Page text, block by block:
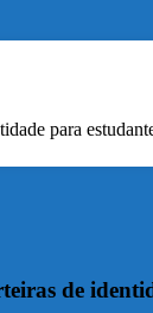
para
de